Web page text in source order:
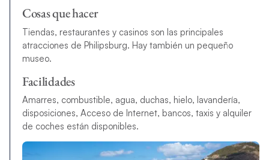
Cosas que hacer
Tiendas, restaurantes y casinos son las principales
atracciones de Philipsburg. Hay también un pequeño
museo.
Facilidades
Amarres, combustible, agua, duchas, hielo, lavandería,
disposiciones, Acceso de Internet, bancos, taxis y alquiler
de coches están disponibles.